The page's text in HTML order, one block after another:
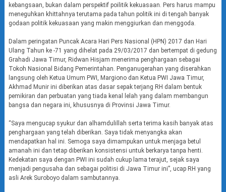
kebangsaan, bukan dalam perspektif poilitik kekuasaan. Pers harus mampu
meneguhkan khittahnya terutama pada tahun politik ini di tengah banyak
godaan politik kekuasaan yang makin menggiurkan dan menggoda.
Dalam peringatan Puncak Acara Hari Pers Nasional (HPN) 2017 dan Hari
Ulang Tahun ke -71 yang dihelat pada 29/03/2017 dan bertempat di gedung
Grahadi Jawa Timur, Ridwan Hisjam menerima penghargaan sebagai
Tokoh Nasional Bidang Pemerintahan. Penganugerahan yang diserahkan
langsung oleh Ketua Umum PWI, Margiono dan Ketua PWI Jawa Timur,
Akhmad Munir ini diberikan atas dasar sepak terjang RH dalam bentuk
pemikiran dan perbuatan yang tiada kenal lelah yang dalam membangun
bangsa dan negara ini, khususnya di Provinsi Jawa Timur.
“Saya mengucap syukur dan alhamdulillah serta terima kasih banyak atas
penghargaan yang telah diberikan. Saya tidak menyangka akan
mendapatkan hal ini. Semoga saya dimampukan untuk menjaga betul
amanah ini dan tetap diberikan konsistensi untuk berkarya tanpa henti.
Kedekatan saya dengan PWI ini sudah cukup lama terajut, sejak saya
menjadi pengusaha dan sebagai politisi di Jawa Timur ini”, ucap RH yang
asli Arek Suroboyo dalam sambutannya.